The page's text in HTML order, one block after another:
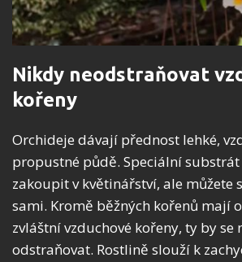
Nikdy neodstraňovat
kořeny
Orchideje dávají přednost lehké,
propustné půdě. Speciální
zakoupit v květinářství, ale můžete
sami. Kromě běžných kořenů mají
zvláštní vzduchové kořeny, ty by se
odstraňovat. Rostlině slouží k